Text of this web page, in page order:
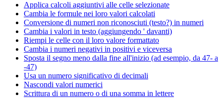
Applica calcoli aggiuntivi alle celle selezionate
Cambia le formule nei loro valori calcolati
Conversione di numeri non riconosciuti (testo?) in numeri
Cambia i valori in testo (aggiungendo ' davanti)
Riempi le celle con il loro valore formattato
Cambia i numeri negativi in positivi e viceversa
Sposta il segno meno dalla fine all'inizio (ad esempio, da 47- a
-47)
Usa un numero significativo di decimali
Nascondi valori numerici
Scrittura di un numero o di una somma in lettere